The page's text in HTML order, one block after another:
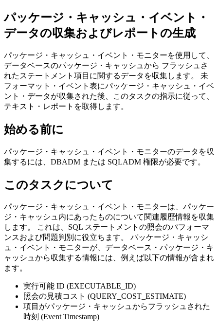
パッケージ・キャッシュ・イベント・
データの収集およびレポートの生成
パッケージ・キャッシュ・イベント・モニターを使用して、
データベースのパッケージ・キャッシュから フラッシュさ
れたステートメント項目に関するデータを収集します。 未
フォーマット・イベント表にパッケージ・キャッシュ・イベ
ント・データが収集された後、このタスクの指示に従って、
テキスト・レポートを取得します。
始める前に
パッケージ・キャッシュ・イベント・モニターのデータを収
集するには、DBADM または SQLADM 権限が必要です。
このタスクについて
パッケージ・キャッシュ・イベント・モニターは、パッケー
ジ・キャッシュ内にあったものについて関連履歴情報を収集
します。 これは、SQL ステートメントの照会のパフォーマ
ンスおよび問題判別に役立ちます。 パッケージ・キャッシ
ュ・イベント・モニターが、データベース・パッケージ・キ
ャッシュから収集する情報には、例えば以下の情報が含まれ
ます。
実行可能 ID (EXECUTABLE_ID)
照会の見積コスト (QUERY_COST_ESTIMATE)
項目がパッケージ・キャッシュからフラッシュされた
時刻 (Event Timestamp)